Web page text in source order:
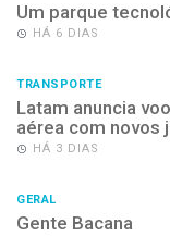
Um parque
HÁ 6 DIAS
TRANSPORTE
Latam anuncia
aérea com novos
HÁ 3 DIAS
GERAL
Gente Bacana